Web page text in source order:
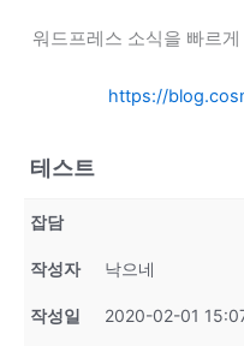
워드프레스 소식을 빠르
https://
테스트
잡담
작성자 낙으네
작성일 2020-02-01